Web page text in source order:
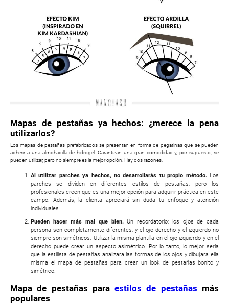
Mapas de pestañas ya hechos: ¿merece la pena
utilizarlos?
Los mapas de pestañas prefabricados se presentan en forma de pegatinas que se pueden
adherir a una almohadilla de hidrogel. Garantizan una gran comodidad y, por supuesto, se
pueden utilizar, pero no siempre es la mejor opción. Hay dos razones.
Al utilizar parches ya hechos, no desarrollarás tu propio método.Los
parches se dividen en diferentes estilos de pestañas, pero los
profesionales creen que es una mejor opción para adquirir práctica en este
campo. Además, la clienta apreciará sin duda tu enfoque y atención
individuales.
Pueden hacer más mal que bien.Un recordatorio: los ojos de cada
persona son completamente diferentes, y el ojo derecho y el izquierdo no
siempre son simétricos. Utilizar la misma plantilla en el ojo izquierdo y en el
derecho puede crear un aspecto asimétrico. Por lo tanto, lo mejor sería
que la estilista de pestañas analizara las formas de los ojos y dibujara ella
misma el mapa de pestañas para crear un look de pestañas bonito y
simétrico.
Mapa de pestañas paraestilos de pestañas más
populares